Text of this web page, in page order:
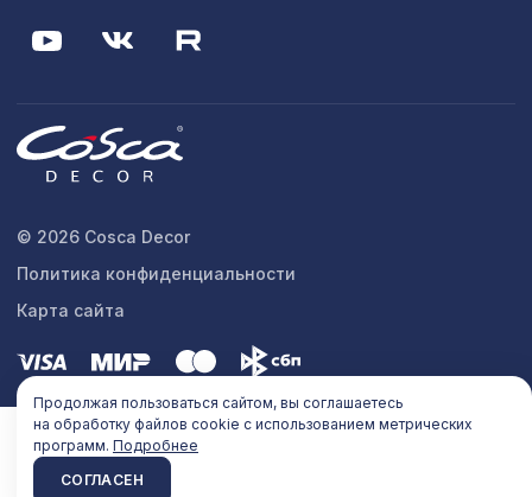
© 2026 Cosca Decor
Политика конфиденциальности
Карта сайта
Продолжая пользоваться сайтом, вы соглашаетесь
на обработку файлов cookie с использованием метрических
программ. Подробнее
СОГЛАСЕН